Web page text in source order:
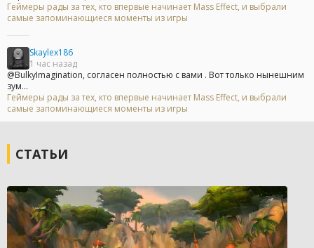
Геймеры рады за тех, кто впервые начинает Mass Effect, и выбрали
самые запоминающиеся моменты из игры
Skaylex186
1 час назад
@BulkyImagination, согласен полностью с вами . Вот только нынешним
зум...
Геймеры рады за тех, кто впервые начинает Mass Effect, и выбрали
самые запоминающиеся моменты из игры
СТАТЬИ